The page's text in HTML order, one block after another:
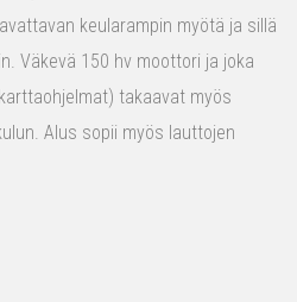
keularampin myötä ja sillä
Väkevä 150 hv moottori ja joka
takaavat myös
Alus sopii myös lauttojen